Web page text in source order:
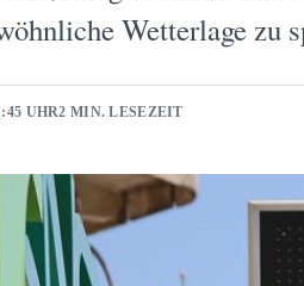
Wetterlage zu
UHR2 MIN. LESEZEIT